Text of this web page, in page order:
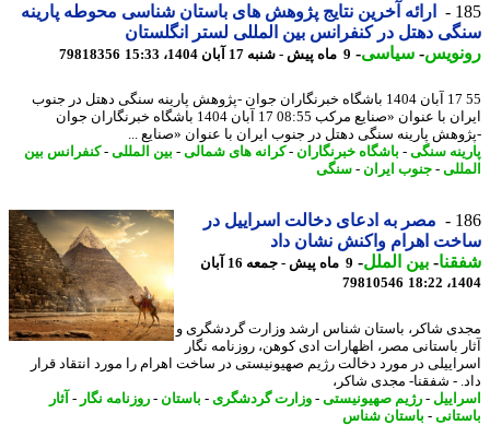
ارائه آخرین نتایج پژوهش های باستان شناسی محوطه پارینه
دهتل در کنفرانس بین المللی لستر انگلستان
-سیاسی-9 ماه پیش - شنبه 17 آبان 1404، 15:33 79818356
55 17 آبان 1404 باشگاه خبرنگاران جوان -پژوهش پارینه سنگی دهتل در جنوب
ایران با عنوان «صنایع مرکب 08:55 17 آبان 1404 باشگاه خبرنگاران جوان
پارینه سنگی دهتل در جنوب ایران با عنوان «صنایع ...
سنگی-باشگاه خبرنگاران- کرانه های شمالی-بین المللی-کنفرانس بین
-جنوب ایران - سنگی
مصر به ادعای دخالت اسراییل در
اهرام واکنش نشان داد
-بین الملل-
9 ماه پیش - جمعه 16 آبان
79810546
شاکر، باستان شناس ارشد وزارت گردشگری و
باستانی مصر، اظهارات ادی کوهن، روزنامه نگار
در مورد دخالت رژیم صهیونیستی در ساخت اهرام را مورد انتقاد قرار
- شفقنا- مجدی شاکر،
-رژیم صهیونیستی-وزارت گردشگری- باستان-روزنامه نگار -آثار
-باستان شناس